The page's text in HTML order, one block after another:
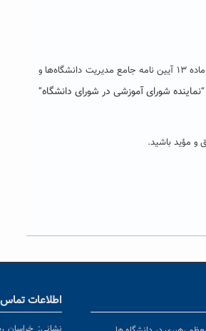
عطف به پیشنهاد مندرج در نامه شماره ۳۷۴۴ مورخ ۱۴۰۳/۰۱/۲۹ معاون محترم آموزشی و با عنایت به بند “ج” ماده ۱۳ آیین نامه جامع مدیریت دانشگاه‌ها و
نماینده شورای آموزشی در شورای دانشگاه”
و مؤید باشید.
اطلاعات تماس